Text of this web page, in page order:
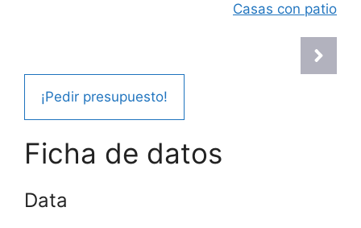
Casas con patio
¡Pedir presupuesto!
Ficha de datos
Data